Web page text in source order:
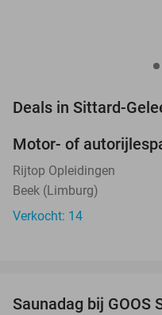
Deals in Sittard-
Motor- of
Rijtop Opleidingen
Beek (Limburg)
Verkocht: 14
Saunadag bij GOOS